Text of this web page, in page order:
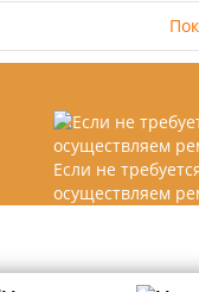
Если не
осуществляем